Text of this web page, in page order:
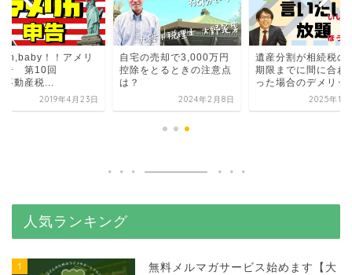
！！アメリ
告 第10回
不動産税...
2019年4月23日
自宅の売却で3,000万円
控除をとるときの注意点
は？
2024年2月8日
遺産分割が相続税の
期限までに間に合わ
った場合のデメリッ
2025年11
人気ランキング
1
無料メルマガサービス始めます【大